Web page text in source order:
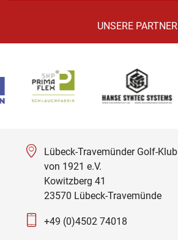
UNSERE PARTNER
Lübeck-Travemünder Golf-Klub
von 1921 e.V.
Kowitzberg 41
23570 Lübeck-Travemünde
+49 (0)4502 74018